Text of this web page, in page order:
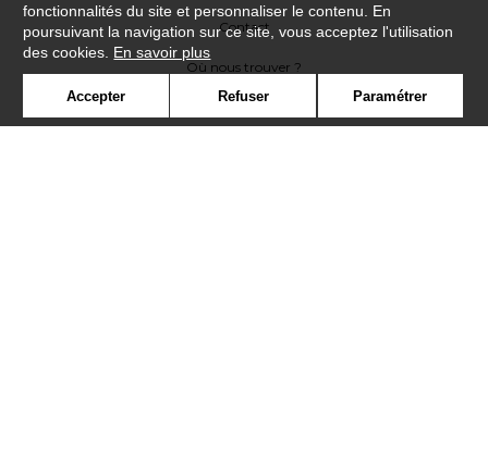
Contact
Où nous trouver ?
fonctionnalités du site et personnaliser le contenu. En
poursuivant la navigation sur ce site, vous acceptez l'utilisation
des cookies. En savoir plus
Accepter Refuser Paramétrer